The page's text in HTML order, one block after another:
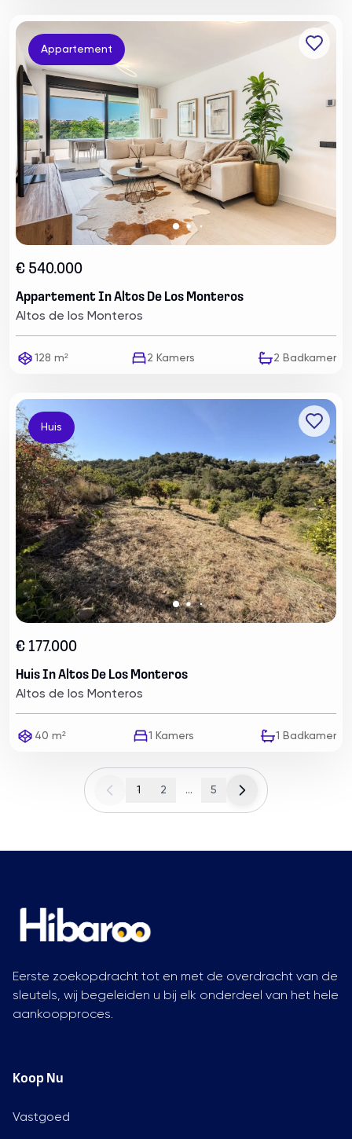
Appartement
€ 540.000
Appartement In Altos De Los Monteros
Altos de los Monteros
128 m² 2 Kamers 2 Badkamer
Huis
€ 177.000
Huis In Altos De Los Monteros
Altos de los Monteros
40 m² 1 Kamers 1 Badkamer
1 2 ... 5
Eerste zoekopdracht tot en met de overdracht van de
sleutels, wij begeleiden u bij elk onderdeel van het hele
aankoopproces.
Koop Nu
Vastgoed